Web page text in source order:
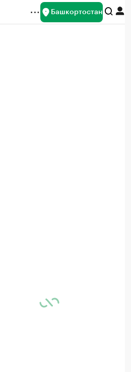
Башкортостан